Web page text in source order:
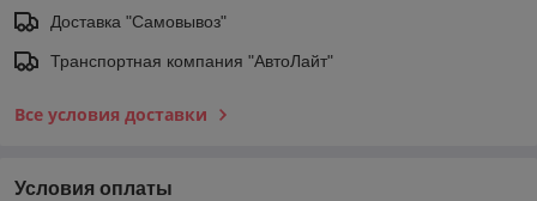
Доставка "Самовывоз"
Транспортная компания "АвтоЛайт"
Все условия доставки
Условия оплаты